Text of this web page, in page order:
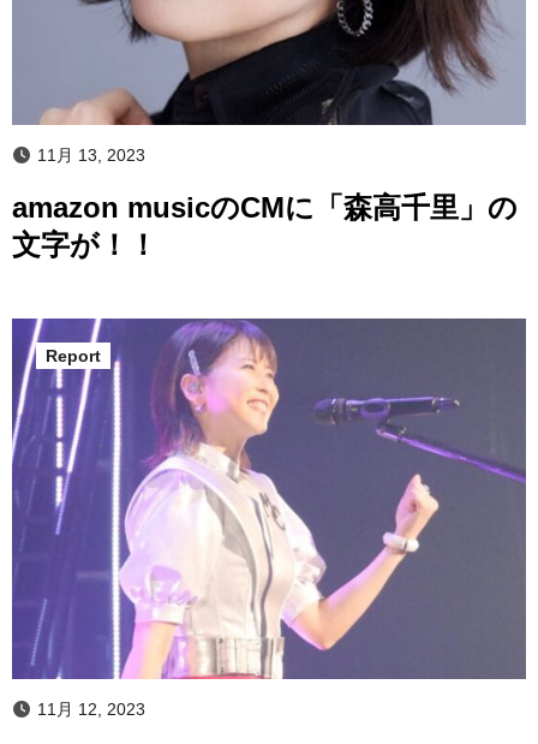
11月 13, 2023
amazon musicのCMに「森高千里」の
文字が！！
Report
11月 12, 2023